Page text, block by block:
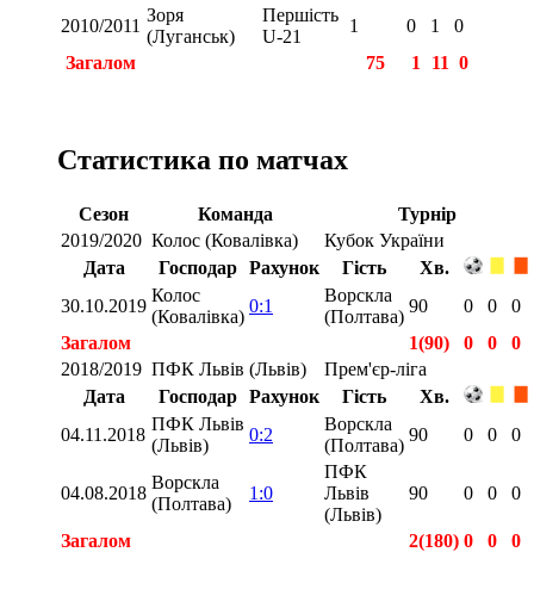
2010/2011
Зоря
(Луганськ)
Першість
U-21
1 0 1
0
Загалом
75 1 11 0
Статистика по матчах
Сезон Команда
Турнір
2019/2020 Колос (Ковалівка)
Кубок України
Дата
Господар Рахунок Гість
Хв.
30.10.2019
Колос
(Ковалівка)
0:1
Ворскла
(Полтава)
90 0 0
0
Загалом
1(90) 0 0
0
2018/2019 ПФК Львів (Львів)
Прем'єр-ліга
Дата
Господар Рахунок Гість
Хв.
04.11.2018
ПФК Львів
(Львів)
0:2
Ворскла
(Полтава)
90 0 0 0
04.08.2018
Ворскла
(Полтава)
1:0
ПФК
Львів
(Львів)
90 0 0 0
Загалом 2(180) 0 0
0